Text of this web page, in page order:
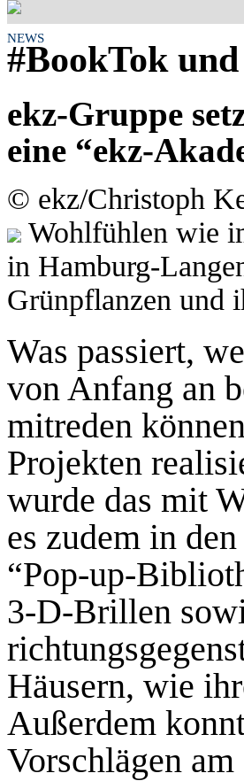
NEWS
#BookTok
ekz-Gruppe
eine “ekz-
© ekz/Christoph
Wohlfühlen wie
in Hamburg-
Grünpflanzen und
Was passiert,
von Anfang an
mitreden
Projekten
wurde das mit
es zudem in
“Pop-up-
3-D-Brillen
Häusern, wie
Außerdem
Vorschlägen